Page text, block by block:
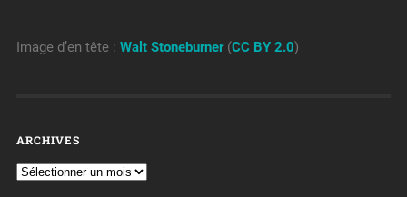
Image d’en tête : Walt Stoneburner(CC BY 2.0)
ARCHIVES